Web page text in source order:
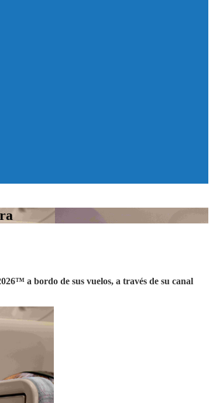
a bordo de sus vuelos, a través de su canal